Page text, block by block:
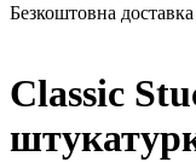
Безкоштовна доставка
Classic